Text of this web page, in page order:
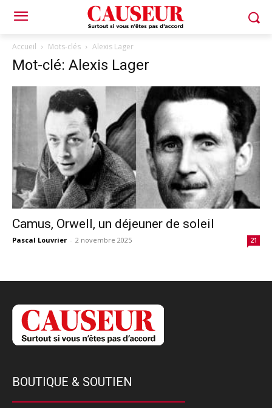
Accueil Mots-clés Alexis Lager
Mot-clé: Alexis Lager
Camus, Orwell, un déjeuner de soleil
Pascal Louvrier - 2 novembre 2025 21
BOUTIQUE & SOUTIEN